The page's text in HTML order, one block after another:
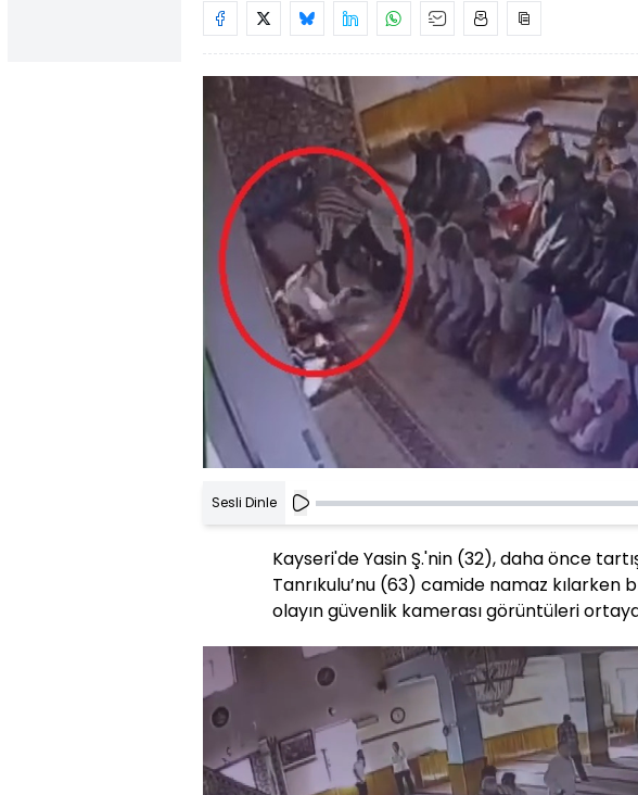
Sesli Dinle
Kayseri'de Yasin Ş.'nin (32), daha önce
Tanrıkulu’nu (63) camide namaz kılarken
olayın güvenlik kamerası görüntüleri ortaya